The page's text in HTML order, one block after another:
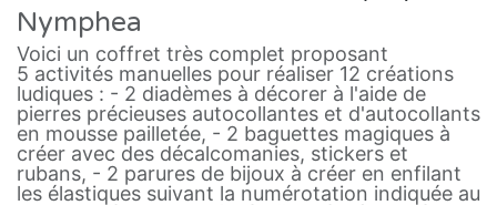
Nymphea
Voici un coffret très complet proposant
5 activités manuelles pour réaliser 12 créations
ludiques : - 2 diadèmes à décorer à l'aide de
pierres précieuses autocollantes et d'autocollants
en mousse pailletée, - 2 baguettes magiques à
créer avec des décalcomanies, stickers et
rubans, - 2 parures de bijoux à créer en enfilant
les élastiques suivant la numérotation indiquée au